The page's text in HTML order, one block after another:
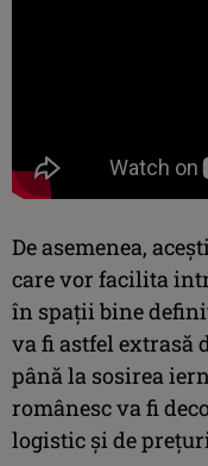
De asemenea,
care vor facilita
în spații bine
va fi astfel extrasă
până la sosirea
românesc va fi
logistic și de